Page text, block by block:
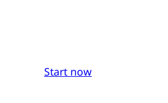
Start now